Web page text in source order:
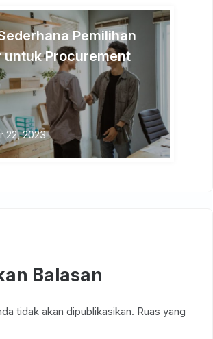
Pemilihan
untuk Procurement
22, 2023
Balasan
tidak akan dipublikasikan. Ruas yang